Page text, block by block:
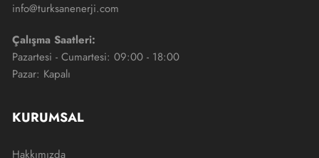
info@turksanenerji.com
Çalışma Saatleri:
Pazartesi - Cumartesi: 09:00 - 18:00
Pazar: Kapalı
KURUMSAL
Hakkımızda